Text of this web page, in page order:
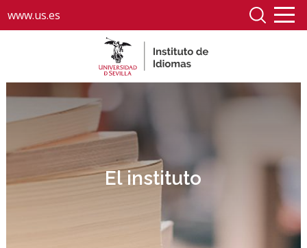
www.us.es
El instituto